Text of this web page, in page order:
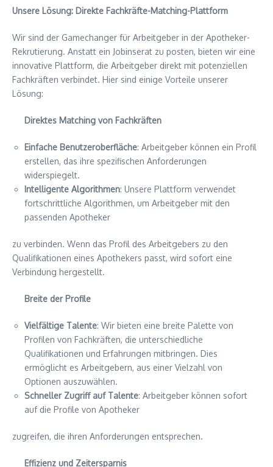
Unsere Lösung: Direkte Fachkräfte-Matching-Plattform
Wir sind der Gamechanger für Arbeitgeber in der Apotheker-
Rekrutierung. Anstatt ein Jobinserat zu posten, bieten wir eine
innovative Plattform, die Arbeitgeber direkt mit potenziellen
Fachkräften verbindet. Hier sind einige Vorteile unserer
Lösung:
Direktes Matching von Fachkräften
Einfache Benutzeroberfläche: Arbeitgeber können ein Profil
erstellen, das ihre spezifischen Anforderungen
widerspiegelt.
Intelligente Algorithmen: Unsere Plattform verwendet
fortschrittliche Algorithmen, um Arbeitgeber mit den
passenden Apotheker
zu verbinden. Wenn das Profil des Arbeitgebers zu den
Qualifikationen eines Apothekers passt, wird sofort eine
Verbindung hergestellt.
Breite der Profile
Vielfältige Talente: Wir bieten eine breite Palette von
Profilen von Fachkräften, die unterschiedliche
Qualifikationen und Erfahrungen mitbringen. Dies
ermöglicht es Arbeitgebern, aus einer Vielzahl von
Optionen auszuwählen.
Schneller Zugriff auf Talente: Arbeitgeber können sofort
auf die Profile von Apotheker
zugreifen, die ihren Anforderungen entsprechen.
Effizienz und Zeitersparnis